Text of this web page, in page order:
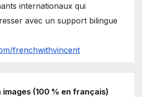
internationaux qui
avec un support bilingue
frenchwithvincent
images (100 % en français)